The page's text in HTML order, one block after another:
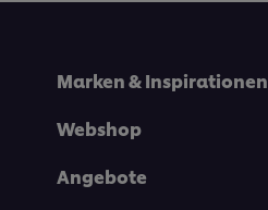
Marken & Inspirationen
Webshop
Angebote